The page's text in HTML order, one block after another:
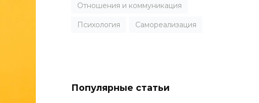
Отношения и коммуникация
Психология Самореализация
Популярные статьи